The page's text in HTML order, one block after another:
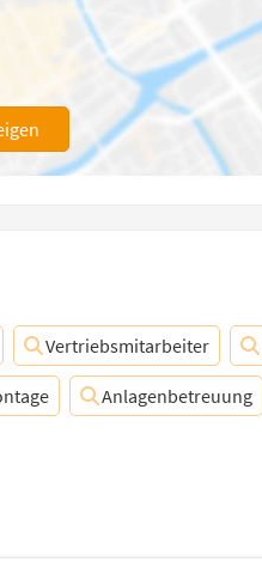
Vertriebsmitarbeiter
Anlagenbetreuung